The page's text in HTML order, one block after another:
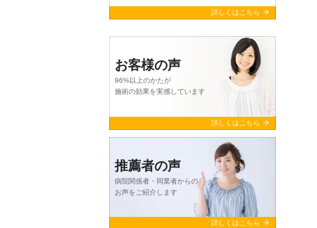
詳しくはこちら arrow_forward
お客様の声
96%以上のかたが
施術の効果を実感しています
詳しくはこちら arrow_forward
推薦者の声
病院関係者・同業者からの
お声をご紹介します
詳しくはこちら arrow_forward